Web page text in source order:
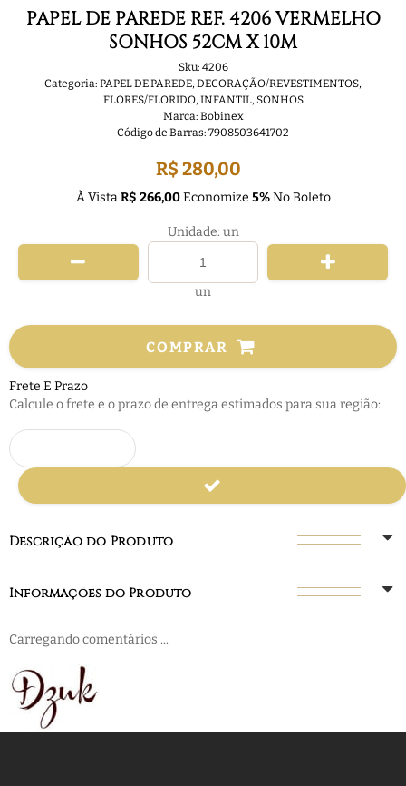
PAPEL DE PAREDE REF. 4206 VERMELHO
SONHOS 52CM X 10M
Sku: 4206
Categoria: PAPEL DE PAREDE,DECORAÇÃO/REVESTIMENTOS,
FLORES/FLORIDO,INFANTIL,SONHOS
Marca: Bobinex
Código de Barras: 7908503641702
R$ 280,00
À VistaR$ 266,00Economize 5%No Boleto
Unidade: un
un
COMPRAR
Frete E Prazo
Calcule o frete e o prazo de entrega estimados para sua região:
Descrição do Produto
Informações do Produto
Carregando comentários ...